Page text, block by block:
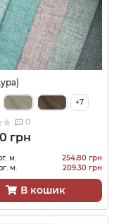
+7
0
грн
м.
254.80 грн
м.
209.30 грн
В кошик